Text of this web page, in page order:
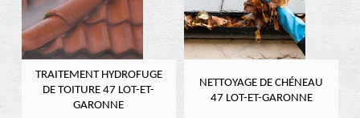
TRAITEMENT HYDROFUGE
DE TOITURE 47 LOT-ET-
GARONNE
NETTOYAGE DE CHÉNEAU
47 LOT-ET-GARONNE